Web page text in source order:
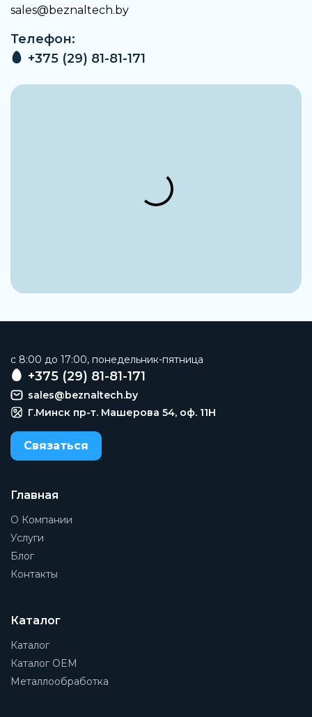
Артикул
Производитель
Siemens
sales@beznaltech.by
Телефон:
+375 (29) 81-81-171
c 8:00 до 17:00, понедельник-пятница
+375 (29) 81-81-171
sales@beznaltech.by
Г.Минск пр-т. Машерова 54, оф. 11H
Связаться
Главная
О Компании
Услуги
Блог
Контакты
Каталог
Каталог
Каталог OEM
Металлообработка